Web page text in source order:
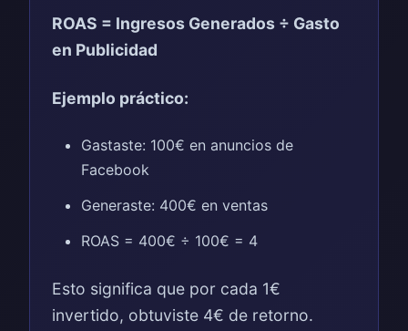
ROAS = Ingresos Generados ÷ Gasto
en Publicidad
Ejemplo práctico:
Gastaste: 100€ en anuncios de
Facebook
Generaste: 400€ en ventas
ROAS = 400€ ÷ 100€ = 4
Esto significa que por cada 1€
invertido, obtuviste 4€ de retorno.